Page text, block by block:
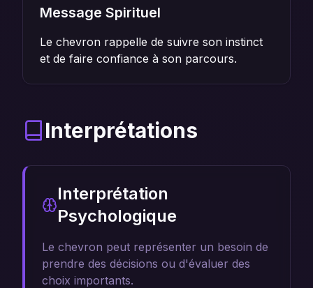
Message Spirituel
Le chevron rappelle de suivre son instinct
et de faire confiance à son parcours.
Interprétations
Interprétation
Psychologique
Le chevron peut représenter un besoin de
prendre des décisions ou d'évaluer des
choix importants.